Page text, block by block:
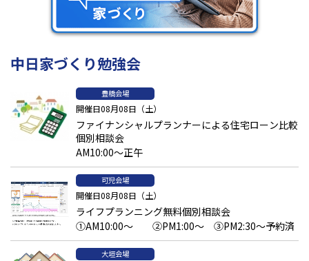
中日家づくり勉強会
豊橋会場
開催日08月08日（土）
ファイナンシャルプランナーによる住宅ローン比較
個別相談会
AM10:00～正午
可児会場
開催日08月08日（土）
ライフプランニング無料個別相談会
①AM10:00～ ②PM1:00～ ③PM2:30～予約済
大垣会場